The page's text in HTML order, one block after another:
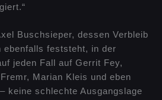
Buschsieper, dessen Verbleib
ebenfalls feststeht, in der
jeden Fall auf Gerrit Fey,
Marian Kleis und eben
keine schlechte Ausgangslage